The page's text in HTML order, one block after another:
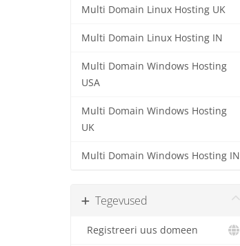
Multi Domain Linux Hosting UK
Multi Domain Linux Hosting IN
Multi Domain Windows Hosting
USA
Multi Domain Windows Hosting
UK
Multi Domain Windows Hosting IN
Tegevused
Registreeri uus domeen